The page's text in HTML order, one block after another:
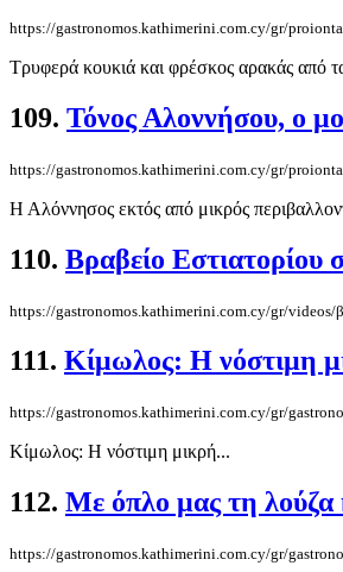
https://gastronomos.kathimerini.com.cy/gr/
Τρυφερά κουκιά και φρέσκος αρακάς
109. Τόνος Αλοννήσου, ο
https://gastronomos.kathimerini.com.cy/gr/
Η Αλόννησος εκτός από μικρός
110. Βραβείο Εστιατορίου
https://gastronomos.kathimerini.com.cy/gr/videos/
111. Κίμωλος: Η νόστιμη
https://gastronomos.kathimerini.com.cy/gr/
Κίμωλος: Η νόστιμη μικρή...
112. Mε όπλο μας τη λούζα
https://gastronomos.kathimerini.com.cy/gr/